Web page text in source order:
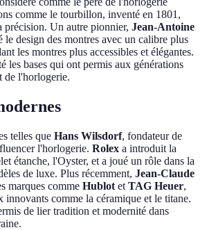
comme le tourbillon, inventé en 1801,
précision. Un autre pionnier, Jean-Antoine
le design des montres avec un calibre plus
les montres plus accessibles et élégantes.
les bases qui ont permis aux générations
de l'horlogerie.
telles que Hans Wilsdorf, fondateur de
l'horlogerie. Rolex a introduit la
étanche, l'Oyster, et a joué un rôle dans la
de luxe. Plus récemment, Jean-Claude
marques comme Hublot et TAG Heuer,
innovants comme la céramique et le titane.
de lier tradition et modernité dans